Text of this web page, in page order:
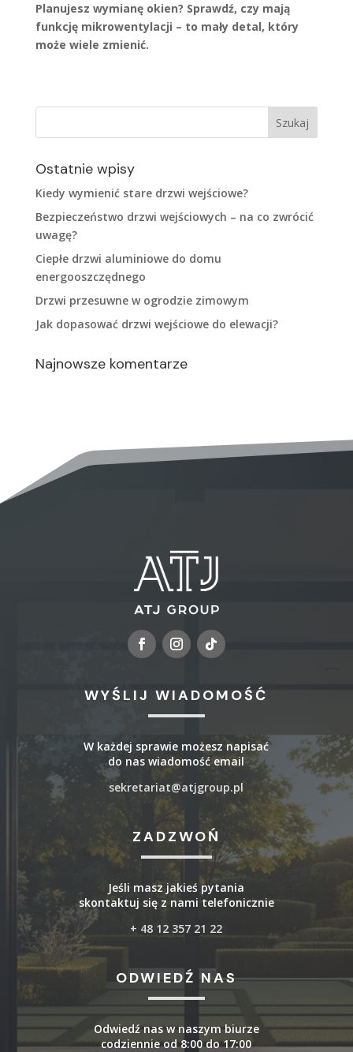
Planujesz wymianę okien? Sprawdź, czy mają
funkcję mikrowentylacji – to mały detal, który
może wiele zmienić.
Ostatnie wpisy
Kiedy wymienić stare drzwi wejściowe?
Bezpieczeństwo drzwi wejściowych – na co zwrócić
uwagę?
Ciepłe drzwi aluminiowe do domu
energooszczędnego
Drzwi przesuwne w ogrodzie zimowym
Jak dopasować drzwi wejściowe do elewacji?
Najnowsze komentarze
WYŚLIJ WIADOMOŚĆ
W każdej sprawie możesz napisać
do nas wiadomość email
sekretariat@atjgroup.pl
ZADZWOŃ
Jeśli masz jakieś pytania
skontaktuj się z nami telefonicznie
+ 48 12 357 21 22
ODWIEDŹ NAS
Odwiedź nas w naszym biurze
codziennie od 8:00 do 17:00